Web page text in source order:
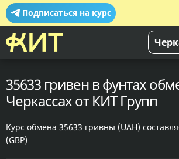
Подписаться на курс
35633 гривен в фунтах
Черкассах от КИТ Групп
Курс обмена 35633 гривны (UAH)
(GBP)